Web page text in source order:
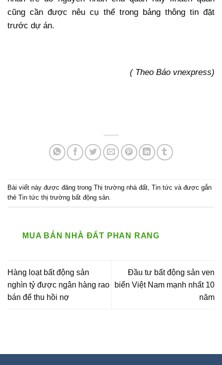
cũng cần được nêu cụ thể trong bảng thông tin đặt
trước dự án.
( Theo Báo vnexpress)
Bài viết này được đăng trong Thị trường nhà đất Tin tức và được gắn
thẻ Tin tức thị trường bất động sản
MUA BÁN NHÀ ĐẤT PHAN RANG
Hàng loạt bất động sản
nghìn tỷ được ngân hàng rao
bán để thu hồi nợ
Đầu tư bất động sản ven
biển Việt Nam mạnh nhất 10
năm